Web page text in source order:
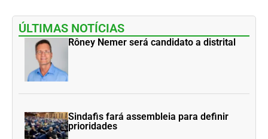
ÚLTIMAS NOTÍCIAS
Rôney Nemer será candidato a distrital
Sindafis fará assembleia para definir
prioridades